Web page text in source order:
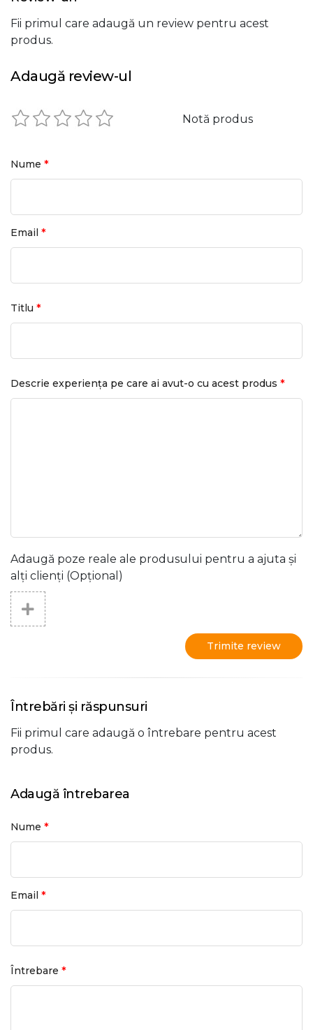
Fii primul care adaugă un review pentru acest
produs.
Adaugă review-ul
Notă produs
Nume *
Email *
Titlu *
Descrie experiența pe care ai avut-o cu acest produs *
Adaugă poze reale ale produsului pentru a ajuta și
alți clienți (Opțional)
Trimite review
Întrebări și răspunsuri
Fii primul care adaugă o întrebare pentru acest
produs.
Adaugă întrebarea
Nume *
Email *
Întrebare *